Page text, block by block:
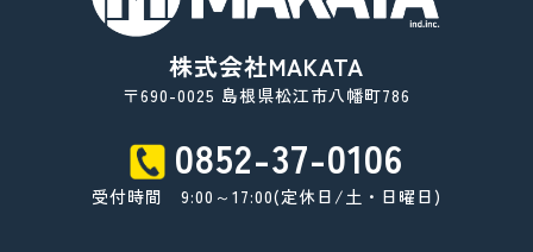
株式会社MAKATA
〒690-0025 島根県松江市八幡町786
0852-37-0106
受付時間 9:00～17:00(定休日/土・日曜日)